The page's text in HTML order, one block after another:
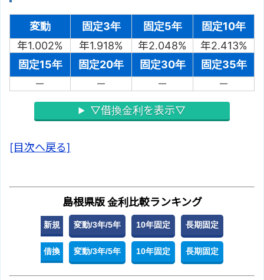
変動 固定3年 固定5年
固定10年
年1.002%
年1.918% 年2.048%
年2.413%
固定15年
固定20年 固定30年
固定35年
－
－ － －
▽借換金利を表示▽
[目次へ戻る]
島根県版 金利比較ランキング
新規 変動/3年/5年 10年固定 長期固定
借換 変動/3年/5年 10年固定 長期固定